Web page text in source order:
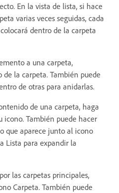
En la vista de lista, si hace
varias veces seguidas, cada
dentro de la carpeta
a una carpeta,
de la carpeta. También puede
de otras para anidarlas.
de una carpeta, haga
icono. También puede hacer
que aparece junto al icono
Lista para expandir la
las carpetas principales,
Carpeta. También puede